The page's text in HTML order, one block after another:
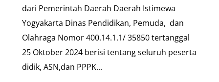
dari Pemerintah Daerah Daerah Istimewa
Yogyakarta Dinas Pendidikan, Pemuda, dan
Olahraga Nomor 400.14.1.1/ 35850 tertanggal
25 Oktober 2024 berisi tentang seluruh peserta
didik, ASN,dan PPPK...